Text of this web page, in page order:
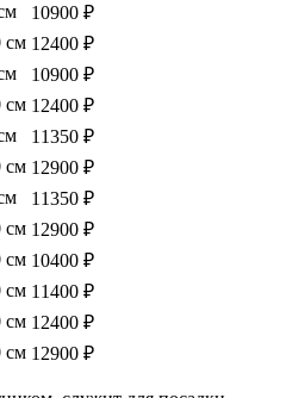
10900 ₽
см 12400 ₽
10900 ₽
см 12400 ₽
11350 ₽
см 12900 ₽
11350 ₽
см 12900 ₽
см 10400 ₽
см 11400 ₽
см 12400 ₽
см 12900 ₽